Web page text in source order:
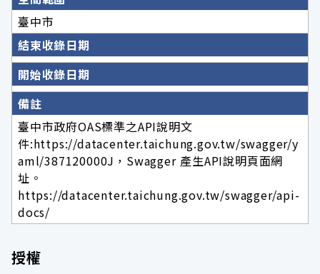
臺中市
結束收錄日期
開始收錄日期
備註
臺中市政府OAS標準之API說明文
件:https://datacenter.taichung.gov.tw/swagger/y
aml/387120000J，Swagger 產生API說明頁面網
址。
https://datacenter.taichung.gov.tw/swagger/api-
docs/
授權